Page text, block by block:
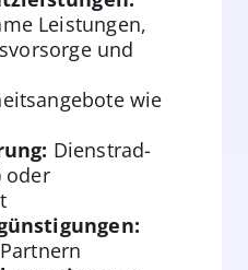
Leistungen,
und
wie
Dienstrad-
oder